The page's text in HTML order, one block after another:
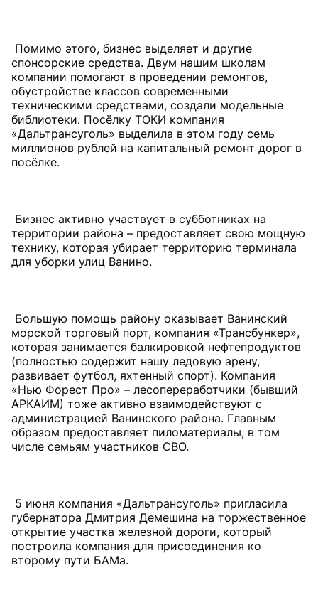
Помимо этого, бизнес выделяет и другие
спонсорские средства. Двум нашим школам
компании помогают в проведении ремонтов,
обустройстве классов современными
техническими средствами, создали модельные
библиотеки. Посёлку ТОКИ компания
«Дальтрансуголь» выделила в этом году семь
миллионов рублей на капитальный ремонт дорог в
посёлке.
Бизнес активно участвует в субботниках на
территории района – предоставляет свою мощную
технику, которая убирает территорию терминала
для уборки улиц Ванино.
Большую помощь району оказывает Ванинский
морской торговый порт, компания «Трансбункер»,
которая занимается балкировкой нефтепродуктов
(полностью содержит нашу ледовую арену,
развивает футбол, яхтенный спорт). Компания
«Нью Форест Про» – лесопереработчики (бывший
АРКАИМ) тоже активно взаимодействуют с
администрацией Ванинского района. Главным
образом предоставляет пиломатериалы, в том
числе семьям участников СВО.
5 июня компания «Дальтрансуголь» пригласила
губернатора Дмитрия Демешина на торжественное
открытие участка железной дороги, который
построила компания для присоединения ко
второму пути БАМа.